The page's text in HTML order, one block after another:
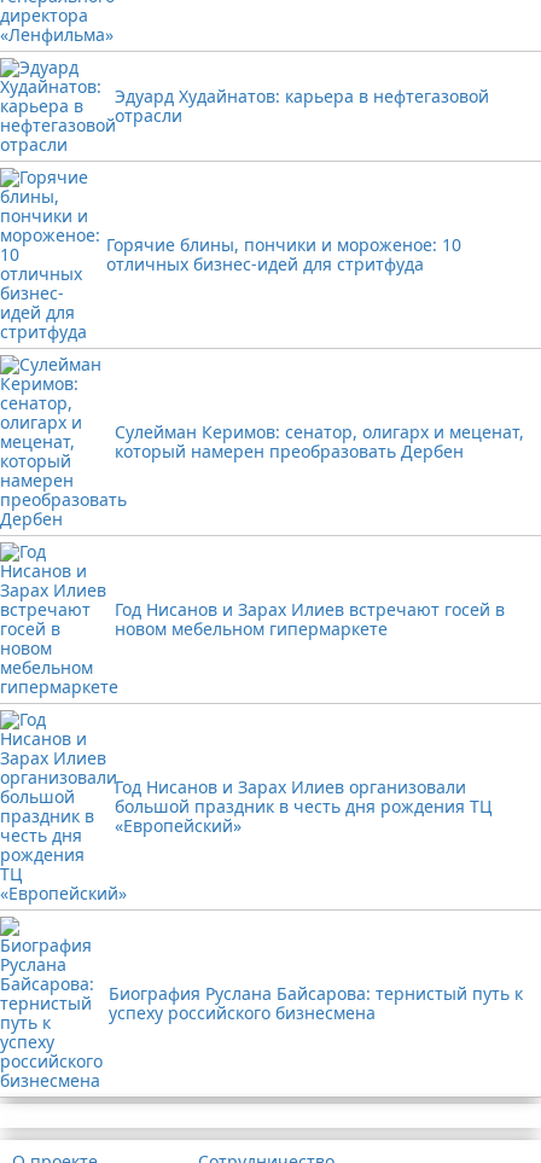
Эдуард Худайнатов: карьера в нефтегазовой
отрасли
Горячие блины, пончики и мороженое: 10
отличных бизнес-идей для стритфуда
Сулейман Керимов: сенатор, олигарх и меценат,
который намерен преобразовать Дербен
Год Нисанов и Зарах Илиев встречают госей в
новом мебельном гипермаркете
Год Нисанов и Зарах Илиев организовали
большой праздник в честь дня рождения ТЦ
«Европейский»
Биография Руслана Байсарова: тернистый путь к
успеху российского бизнесмена